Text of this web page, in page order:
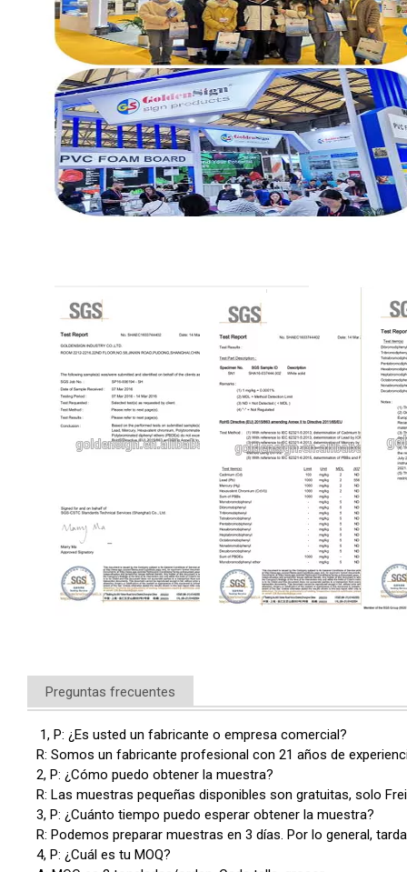
Preguntas frecuentes
1, P: ¿Es usted un fabricante o empresa comercial?
R: Somos un fabricante profesional con 21 años de
2, P: ¿Cómo puedo obtener la muestra?
R: Las muestras pequeñas disponibles son gratuitas, solo
3, P: ¿Cuánto tiempo puedo esperar obtener la muestra?
R: Podemos preparar muestras en 3 días. Por lo general,
4, P: ¿Cuál es tu MOQ?